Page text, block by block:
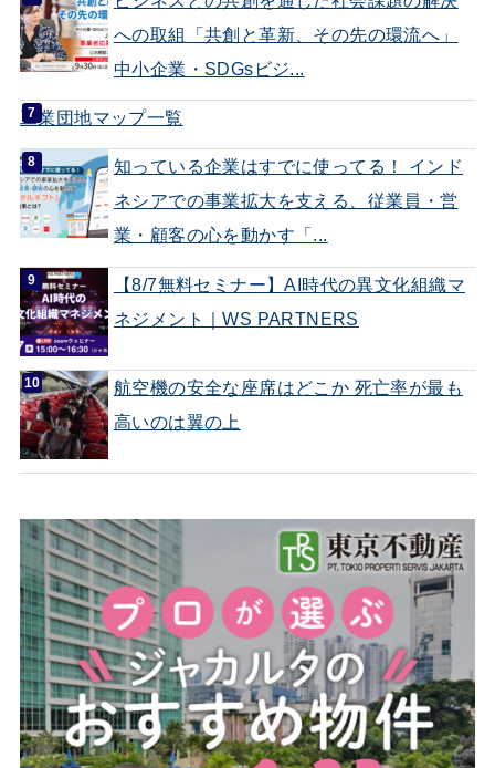
への取組「共創と革新、その先の環流へ」
中小企業・SDGsビジ...
工業団地マップ一覧
知っている企業はすでに使ってる！ インド
ネシアでの事業拡大を支える、従業員・営
業・顧客の心を動かす「...
【8/7無料セミナー】AI時代の異文化組織マ
ネジメント｜WS PARTNERS
航空機の安全な座席はどこか 死亡率が最も
高いのは翼の上